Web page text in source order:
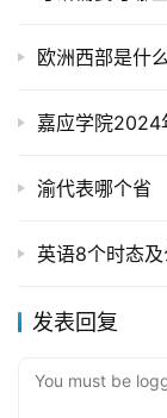
欧洲西部是什
嘉应学院2024
渝代表哪个省
英语8个时态
发表回复
You must be